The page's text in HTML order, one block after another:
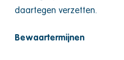
daartegen verzetten.
Bewaartermijnen